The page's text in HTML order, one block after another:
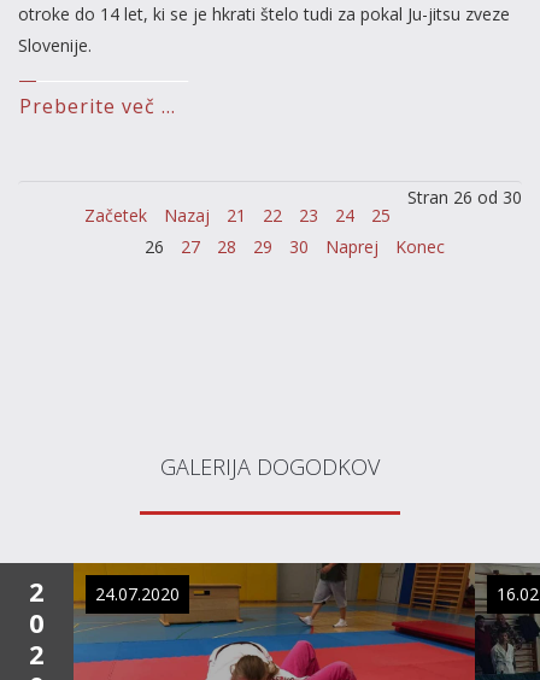
otroke do 14 let, ki se je hkrati štelo tudi za pokal Ju-jitsu zveze
Slovenije.
Preberite več ...
Stran 26 od 30
Začetek Nazaj 21 22 23 24
25
26
27 28 29 30 Naprej Konec
GALERIJA DOGODKOV
2
0
2
24.07.2020